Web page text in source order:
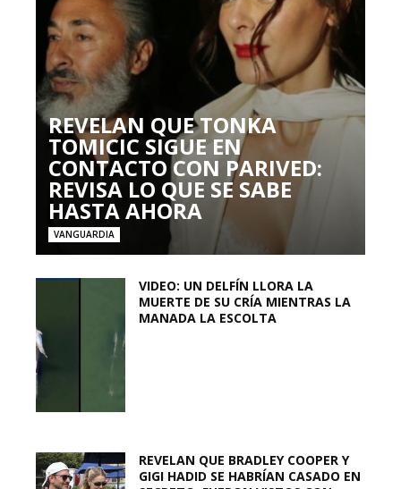
REVELAN QUE TONKA
TOMICIC SIGUE EN
CONTACTO CON PARIVED:
REVISA LO QUE SE SABE
HASTA AHORA
VANGUARDIA
VIDEO: UN DELFÍN LLORA LA
MUERTE DE SU CRÍA MIENTRAS LA
MANADA LA ESCOLTA
REVELAN QUE BRADLEY COOPER Y
GIGI HADID SE HABRÍAN CASADO EN